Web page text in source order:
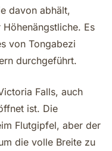
davon abhält,
Es
von Tongabezi
durchgeführt.
Falls, auch
ist. Die
Flutgipfel, aber der
die volle Breite zu